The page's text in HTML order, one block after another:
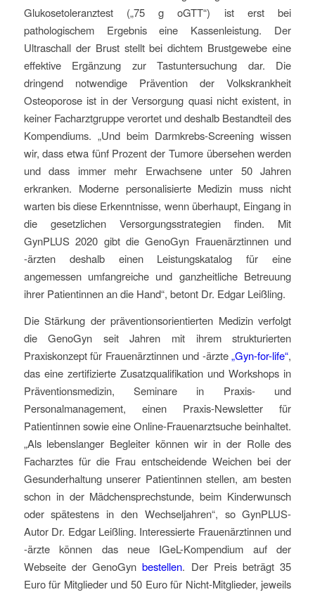
Glukosetoleranztest („75 g oGTT“) ist erst bei
pathologischem Ergebnis eine Kassenleistung. Der
Ultraschall der Brust stellt bei dichtem Brustgewebe eine
effektive Ergänzung zur Tastuntersuchung dar. Die
dringend notwendige Prävention der Volkskrankheit
Osteoporose ist in der Versorgung quasi nicht existent, in
keiner Facharztgruppe verortet und deshalb Bestandteil des
Kompendiums. „Und beim Darmkrebs-Screening wissen
wir, dass etwa fünf Prozent der Tumore übersehen werden
und dass immer mehr Erwachsene unter 50 Jahren
erkranken. Moderne personalisierte Medizin muss nicht
warten bis diese Erkenntnisse, wenn überhaupt, Eingang in
die gesetzlichen Versorgungsstrategien finden. Mit
GynPLUS 2020 gibt die GenoGyn Frauenärztinnen und
-ärzten deshalb einen Leistungskatalog für eine
angemessen umfangreiche und ganzheitliche Betreuung
ihrer Patientinnen an die Hand“, betont Dr. Edgar Leißling.
Die Stärkung der präventionsorientierten Medizin verfolgt
die GenoGyn seit Jahren mit ihrem strukturierten
Praxiskonzept für Frauenärztinnen und -ärzte„Gyn-for-life“,
das eine zertifizierte Zusatzqualifikation und Workshops in
Präventionsmedizin, Seminare in Praxis- und
Personalmanagement, einen Praxis-Newsletter für
Patientinnen sowie eine Online-Frauenarztsuche beinhaltet.
„Als lebenslanger Begleiter können wir in der Rolle des
Facharztes für die Frau entscheidende Weichen bei der
Gesunderhaltung unserer Patientinnen stellen, am besten
schon in der Mädchensprechstunde, beim Kinderwunsch
oder spätestens in den Wechseljahren“, so GynPLUS-
Autor Dr. Edgar Leißling. Interessierte Frauenärztinnen und
-ärzte können das neue IGeL-Kompendium auf der
Webseite der GenoGyn bestellen. Der Preis beträgt 35
Euro für Mitglieder und 50 Euro für Nicht-Mitglieder, jeweils